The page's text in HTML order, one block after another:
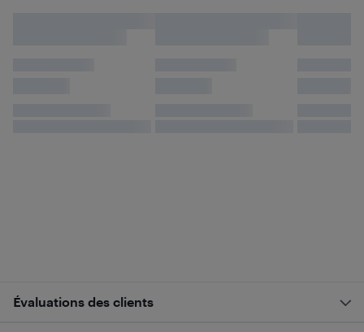
Évaluations des clients